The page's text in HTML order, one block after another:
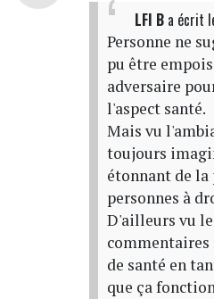
LFI Ba écrit
Personne ne
pu être
adversaire
l'aspect santé.
Mais vu
toujours
étonnant de la
personnes à
D'ailleurs vu
de santé en
que ça